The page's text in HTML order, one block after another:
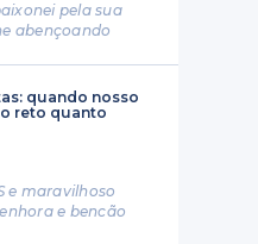
pela sua
abençoando
quando nosso
reto quanto
e maravilhoso
e bencão